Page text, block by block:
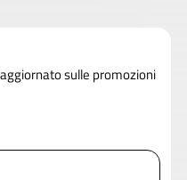
sulle promozioni